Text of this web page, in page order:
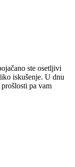
ste osetljivi
iskušenje. U dnu
pa vam